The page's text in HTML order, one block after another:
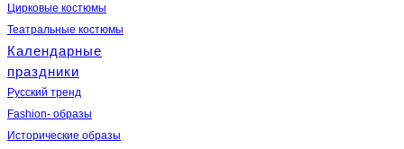
Цирковые костюмы
Театральные костюмы
Календарные
праздники
Русский тренд
Fashion- образы
Исторические образы